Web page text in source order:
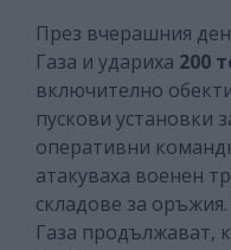
През вчерашния
Газа и удариха 200
включително
пускови установки
оперативни
атакуваха военен
складове за
Газа продължават,